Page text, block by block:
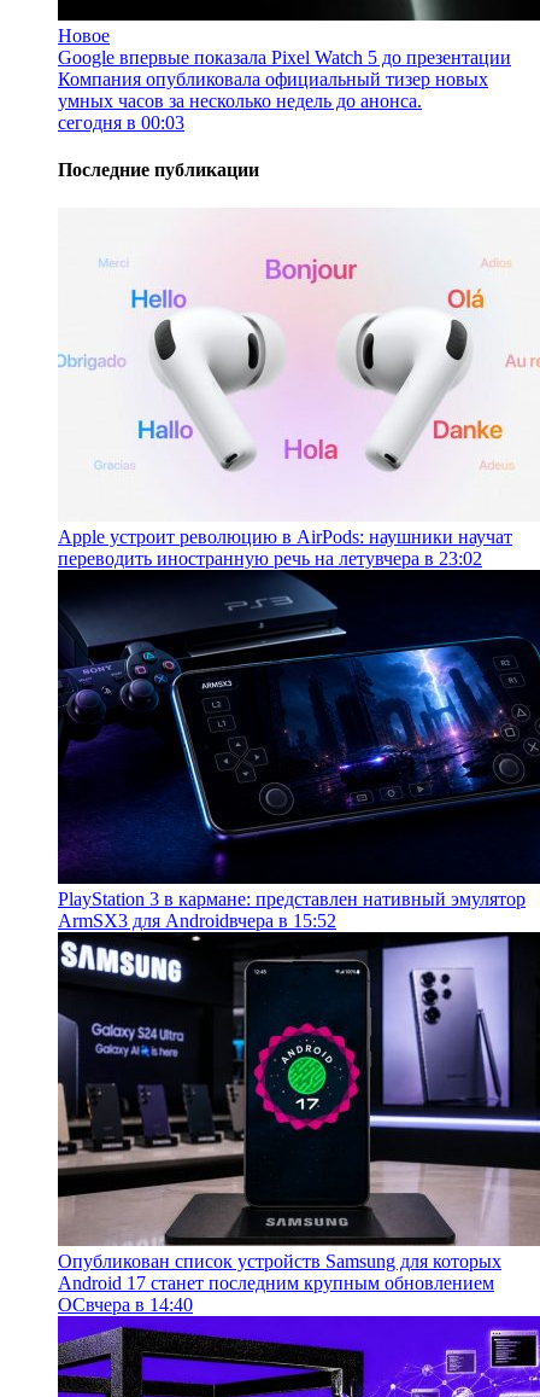
Новое
Google впервые показала Pixel Watch 5 до презентации
Компания опубликовала официальный тизер новых
умных часов за несколько недель до анонса.
сегодня в 00:03
Последние публикации
Apple устроит революцию в AirPods: наушники научат
переводить иностранную речь на летувчера в 23:02
PlayStation 3 в кармане: представлен нативный эмулятор
ArmSX3 для Androidвчера в 15:52
Опубликован список устройств Samsung для которых
Android 17 станет последним крупным обновлением
ОСвчера в 14:40